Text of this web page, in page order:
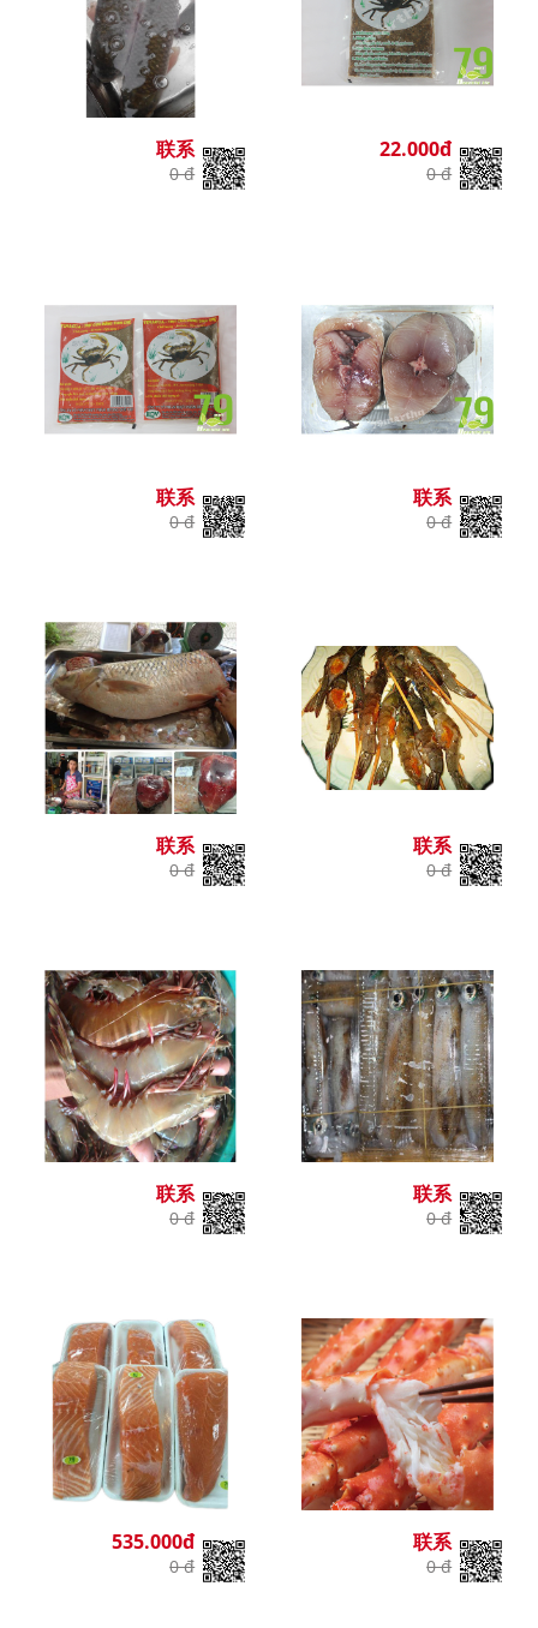
联系
0 đ
22.000đ
0 đ
联系
0 đ
联系
0 đ
联系
0 đ
联系
0 đ
联系
0 đ
联系
0 đ
535.000đ
0 đ
联系
0 đ